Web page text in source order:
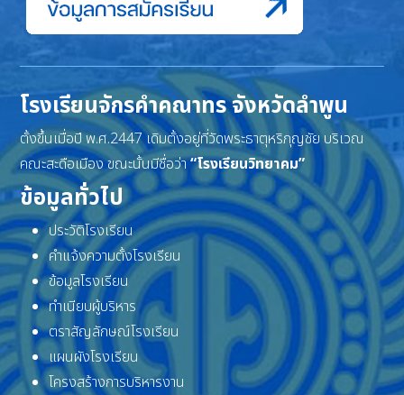
โรงเรียนจักรคำคณาทร จังหวัดลำพูน
ตั้งขึ้นเมื่อปี พ.ศ.2447 เดิมตั้งอยู่ที่วัดพระธาตุหริภุญชัย บริเวณ
คณะสะดือเมือง ขณะนั้นมีชื่อว่า“โรงเรียนวิทยาคม”
ข้อมูลทั่วไป
ประวัติโรงเรียน
คำแจ้งความตั้งโรงเรียน
ข้อมูลโรงเรียน
ทำเนียบผู้บริหาร
ตราสัญลักษณ์โรงเรียน
แผนผังโรงเรียน
โครงสร้างการบริหารงาน